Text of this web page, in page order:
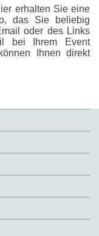
erhalten Sie eine
das Sie beliebig
oder des Links
bei Ihrem Event
Ihnen direkt